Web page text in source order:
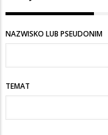
NAZWISKO LUB PSEUDONIM
TEMAT